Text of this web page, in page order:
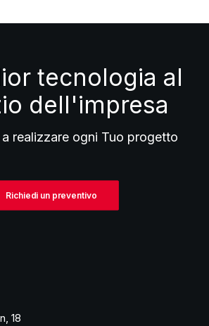
tecnologia al
dell'impresa
realizzare ogni Tuo progetto
Richiedi un preventivo
18